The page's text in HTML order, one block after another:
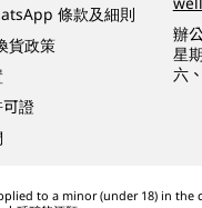
條款及細則
貨政策
證
辦
星
六
to a minor (under 18) in the